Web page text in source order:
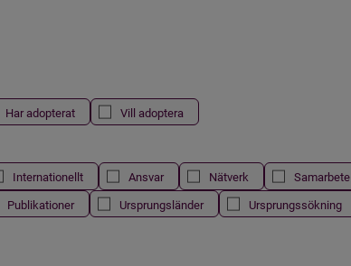
Har adopterat Vill adoptera
Internationellt Ansvar Nätverk Samarbete
Publikationer Ursprungsländer Ursprungssökning